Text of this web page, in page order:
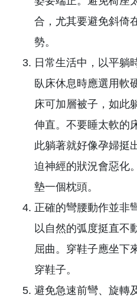
床可加層被子，如此
伸直。不要睡太軟的
此躺著就好像孕婦挺
迫神經的狀況會惡化
墊一個枕頭。
正確的彎腰動作並非
以自然的弧度挺直不
屈曲。穿鞋子應坐下
穿鞋子。
避免急速前彎、旋轉
會傷害背部的動作。
需轉身去接或拿東西
應盡量把整個身體轉
拿東西時，兩腳分開
一腳稍微在後，膝蓋